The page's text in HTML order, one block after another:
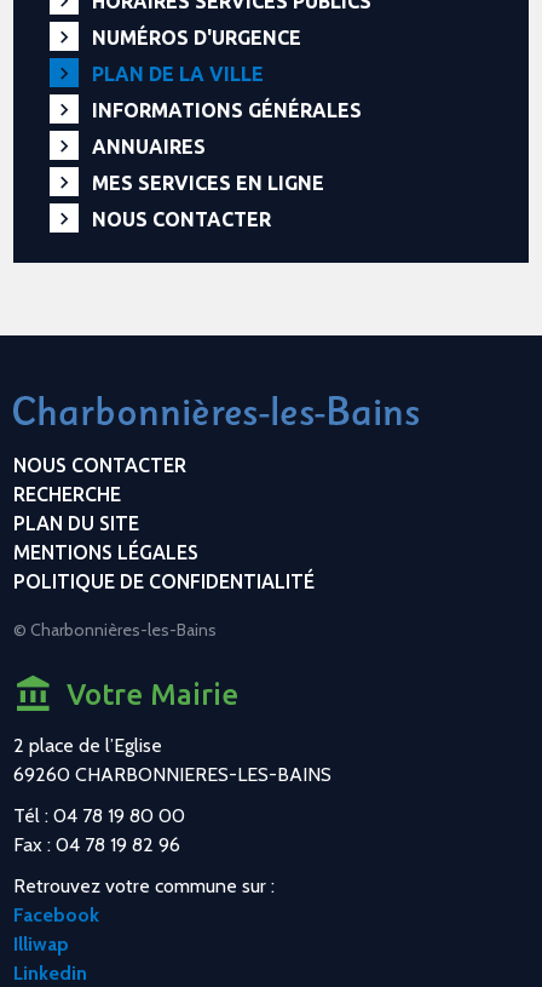
NUMÉROS D'URGENCE
PLAN DE LA VILLE
INFORMATIONS GÉNÉRALES
ANNUAIRES
MES SERVICES EN LIGNE
NOUS CONTACTER
NOUS CONTACTER
RECHERCHE
PLAN DU SITE
MENTIONS LÉGALES
POLITIQUE DE CONFIDENTIALITÉ
© Charbonnières-les-Bains
Votre Mairie
2 place de l’Eglise
69260 CHARBONNIERES-LES-BAINS
Tél : 04 78 19 80 00
Fax : 04 78 19 82 96
Retrouvez votre commune sur :
Facebook
Illiwap
Linkedin